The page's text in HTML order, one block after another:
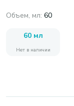
Объем, мл: 60
60 мл
Нет в наличии